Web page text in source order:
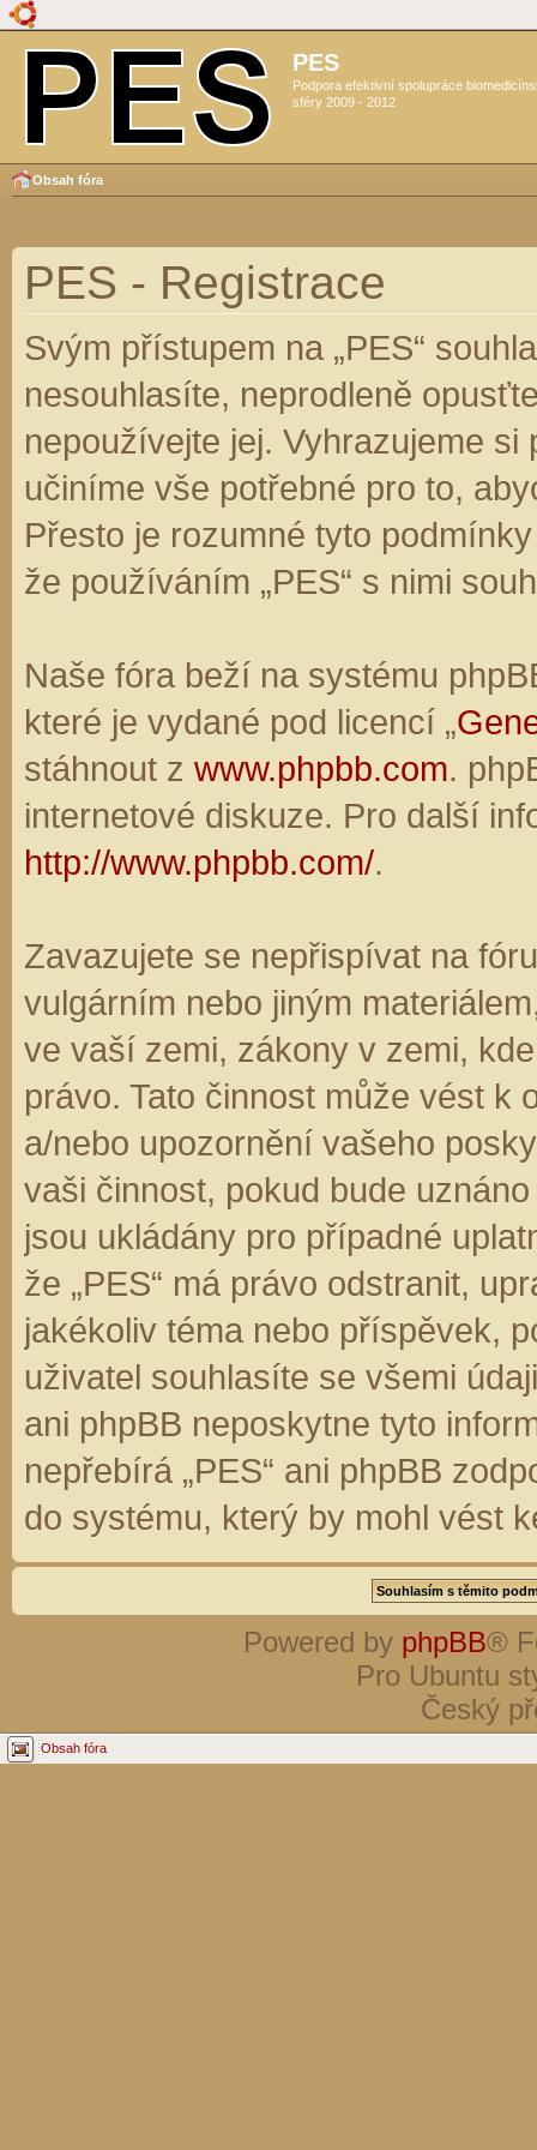
PES
Podpora efektivní spolupráce
sféry 2009 - 2012
Obsah fóra
PES - Registrace
Svým přístupem na „PES“
nesouhlasíte, neprodleně
nepoužívejte jej. Vyhrazujeme
učiníme vše potřebné pro to,
Přesto je rozumné tyto
že používáním „PES“ s nimi
Naše fóra beží na systému
které je vydané pod licencí „
stáhnout z www.phpbb.com.
internetové diskuze. Pro další
http://www.phpbb.com/.
Zavazujete se nepřispívat na
vulgárním nebo jiným
ve vaší zemi, zákony v zemi,
právo. Tato činnost může vést k
a/nebo upozornění vašeho
vaši činnost, pokud bude
jsou ukládány pro případné
že „PES“ má právo odstranit,
jakékoliv téma nebo příspěvek,
uživatel souhlasíte se všemi
ani phpBB neposkytne tyto
nepřebírá „PES“ ani phpBB
do systému, který by mohl vést
Powered by phpBB®
Pro Ubuntu
Český
Obsah fóra